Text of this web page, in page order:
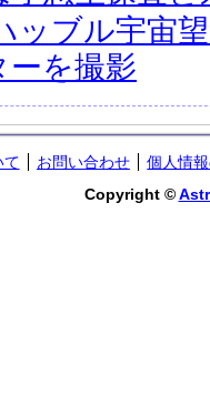
ッブル宇宙
ーを撮影
て お問い合わせ
個人情
Copyright ©